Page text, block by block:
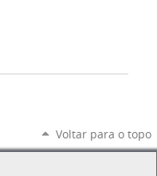
Voltar para o topo